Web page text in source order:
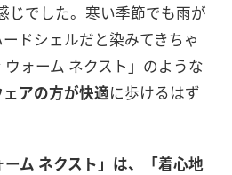
じでした。寒い季節でも雨が
ドシェルだと染みてきちゃ
ォーム ネクスト」のような
アの方が快適に歩けるはず
ム ネクスト」は、「着心地